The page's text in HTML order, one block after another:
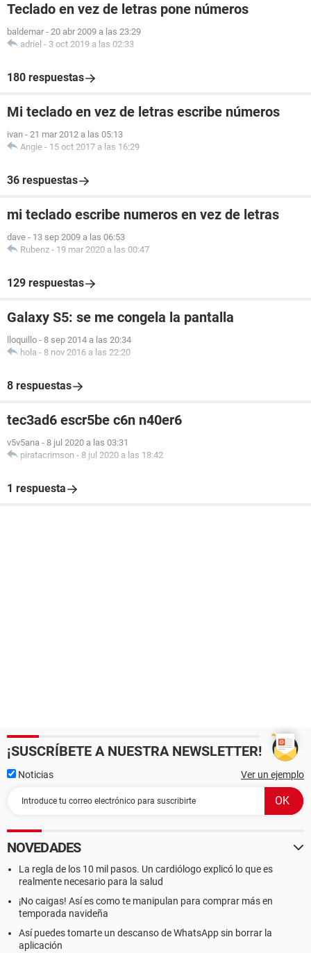
Teclado en vez de letras pone números
baldemar - 20 abr 2009 a las 23:29
adriel - 3 oct 2019 a las 02:33
180 respuestas
Mi teclado en vez de letras escribe números
ivan - 21 mar 2012 a las 05:13
Angie - 15 oct 2017 a las 16:29
36 respuestas
mi teclado escribe numeros en vez de letras
dave - 13 sep 2009 a las 06:53
Rubenz - 19 mar 2020 a las 00:47
129 respuestas
Galaxy S5: se me congela la pantalla
lloquillo - 8 sep 2014 a las 20:34
hola - 8 nov 2016 a las 22:20
8 respuestas
tec3ad6 escr5be c6n n40er6
v5v5ana - 8 jul 2020 a las 03:31
piratacrimson - 8 jul 2020 a las 18:42
1 respuesta
¡SUSCRÍBETE A NUESTRA NEWSLETTER!
Noticias Ver un ejemplo
NOVEDADES
La regla de los 10 mil pasos. Un cardiólogo explicó lo que es
realmente necesario para la salud
¡No caigas! Así es como te manipulan para comprar más en
temporada navideña
Así puedes tomarte un descanso de WhatsApp sin borrar la
aplicación